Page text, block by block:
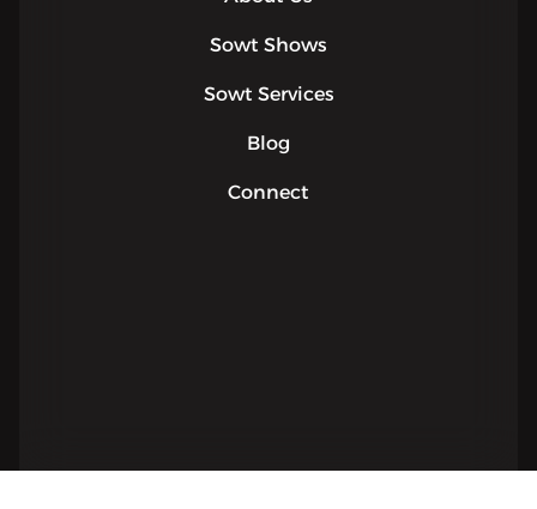
Sowt Shows
Sowt Services
Blog
Connect